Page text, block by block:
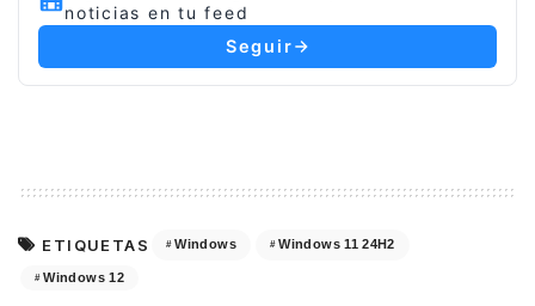
noticias en tu feed
Seguir
ETIQUETAS Windows Windows 11 24H2
Windows 12